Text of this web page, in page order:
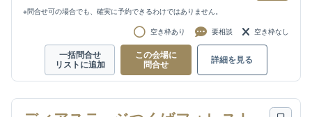
※問合せ可の場合でも、確実に予約できるわけではありません。
空き枠あり 要相談 空き枠なし
一括問合せ
リストに追加
この会場に
問合せ
詳細を見る